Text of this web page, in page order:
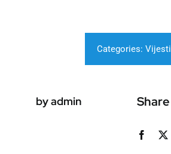
Categories: Vijesti
by admin Share